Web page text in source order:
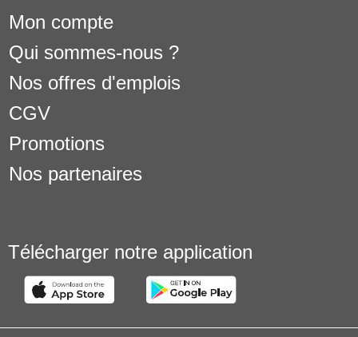
Mon compte
Qui sommes-nous ?
Nos offres d'emplois
CGV
Promotions
Nos partenaires
Télécharger notre application